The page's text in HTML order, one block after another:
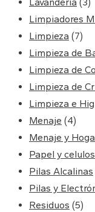
Limpiadores
Limpieza (7)
Limpieza de
Limpieza de
Limpieza de
Limpieza e
Menaje (4)
Menaje y
Papel y
Pilas Alcalinas
Pilas y
Residuos (5)